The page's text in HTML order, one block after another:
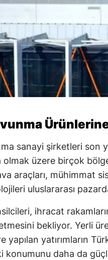
sanayi şirketleri son
olmak üzere birçok
araçları, mühimmat
uluslararası
ihracat
bekliyor. Yerli
yapılan yatırımların
konumunu daha da